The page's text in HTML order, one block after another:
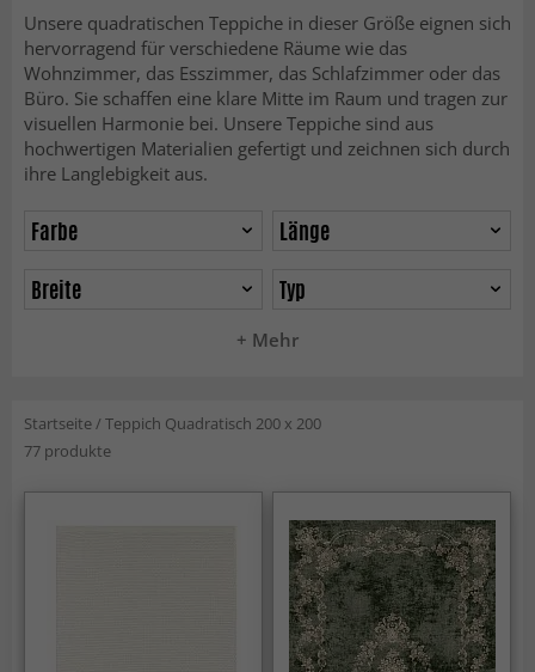
Unsere quadratischen Teppiche in dieser Größe eignen sich
hervorragend für verschiedene Räume wie das
Wohnzimmer, das Esszimmer, das Schlafzimmer oder das
Büro. Sie schaffen eine klare Mitte im Raum und tragen zur
visuellen Harmonie bei. Unsere Teppiche sind aus
hochwertigen Materialien gefertigt und zeichnen sich durch
ihre Langlebigkeit aus.
+ Mehr
Farbe
Länge
Breite
Typ
Startseite/Teppich Quadratisch 200 x 200
77 produkte